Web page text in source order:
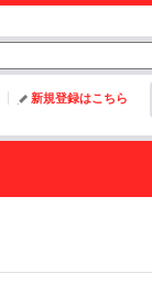
新規登録はこちら